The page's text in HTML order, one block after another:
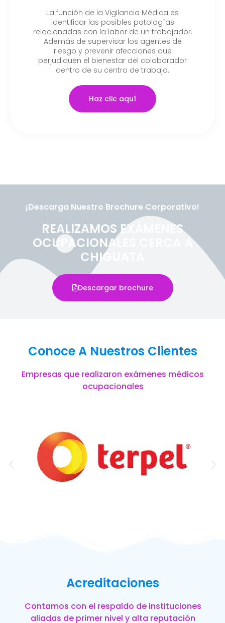
La función de la Vigilancia Médica es
identificar las posibles patologías
relacionadas con la labor de un trabajador.
Además de supervisar los agentes de
riesgo y prevenir afecciones que
perjudiquen el bienestar del colaborador
dentro de su centro de trabajo.
Haz clic aquí
¡Descarga Nuestro Brochure Corporativo!
REALIZAMOS EXÁMENES
OCUPACIONALES CERCA A
CHIGUATA
Descargar brochure
Conoce A Nuestros Clientes
Empresas que realizaron exámenes médicos
ocupacionales
Acreditaciones
Contamos con el respaldo de instituciones
aliadas de primer nivel y alta reputación